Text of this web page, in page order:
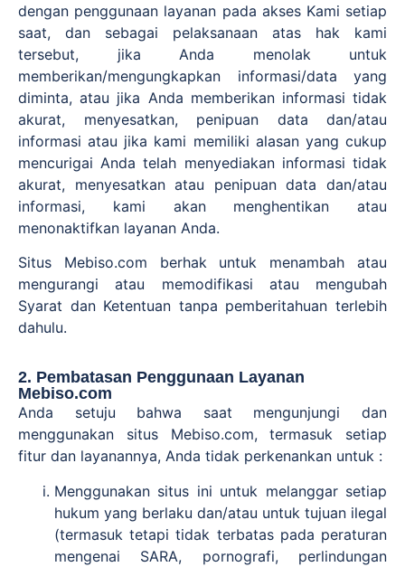
dengan penggunaan layanan pada akses Kami setiap
saat, dan sebagai pelaksanaan atas hak kami
tersebut, jika Anda menolak untuk
memberikan/mengungkapkan informasi/data yang
diminta, atau jika Anda memberikan informasi tidak
akurat, menyesatkan, penipuan data dan/atau
informasi atau jika kami memiliki alasan yang cukup
mencurigai Anda telah menyediakan informasi tidak
akurat, menyesatkan atau penipuan data dan/atau
informasi, kami akan menghentikan atau
menonaktifkan layanan Anda.
Situs Mebiso.com berhak untuk menambah atau
mengurangi atau memodifikasi atau mengubah
Syarat dan Ketentuan tanpa pemberitahuan terlebih
dahulu.
2. Pembatasan Penggunaan Layanan
Mebiso.com
Anda setuju bahwa saat mengunjungi dan
menggunakan situs Mebiso.com, termasuk setiap
fitur dan layanannya, Anda tidak perkenankan untuk :
Menggunakan situs ini untuk melanggar setiap
hukum yang berlaku dan/atau untuk tujuan ilegal
(termasuk tetapi tidak terbatas pada peraturan
mengenai SARA, pornografi, perlindungan